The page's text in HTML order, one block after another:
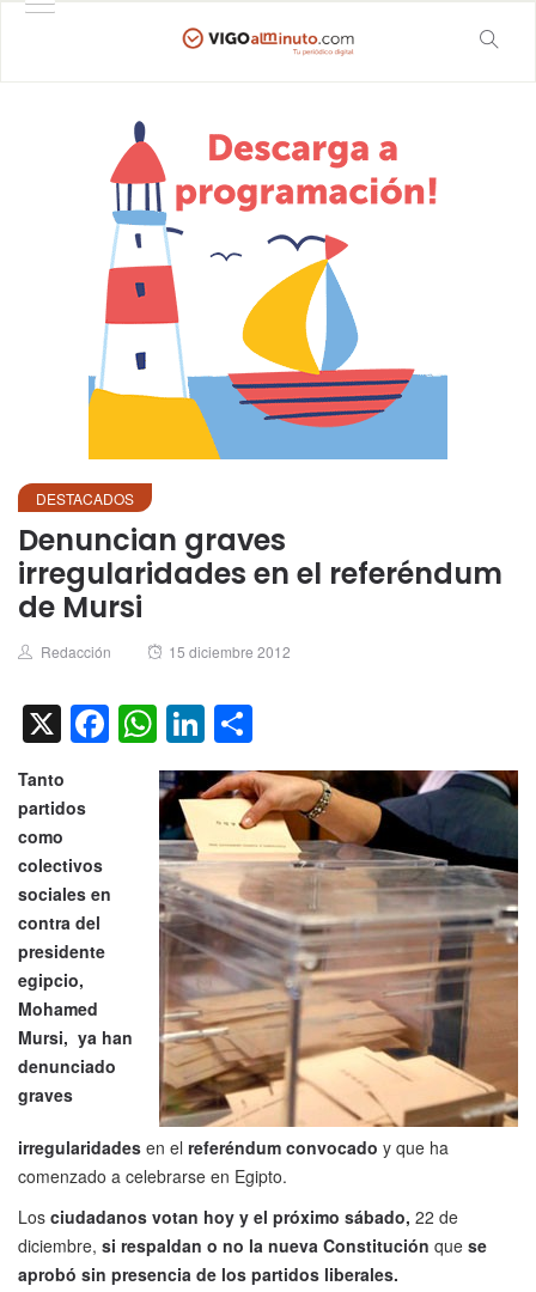
DESTACADOS
Denuncian graves
irregularidades en el referéndum
de Mursi
Author
Redacción
Posted
15 diciembre 2012
X Facebook
WhatsApp
LinkedIn
Tanto
partidos
como
colectivos
sociales en
contra del
presidente
egipcio,
Mohamed
Mursi, ya han
denunciado
graves
irregularidades en el referéndum convocado y que ha
comenzado a celebrarse en Egipto.
Los ciudadanos votan hoy y el próximo sábado, 22 de
diciembre, si respaldan o no la nueva Constitución que se
aprobó sin presencia de los partidos liberales.